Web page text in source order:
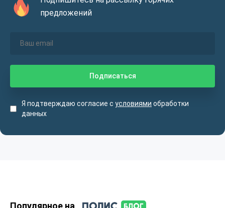
предложений
Я подтверждаю согласие с условиями обработки
данных
Популярное на